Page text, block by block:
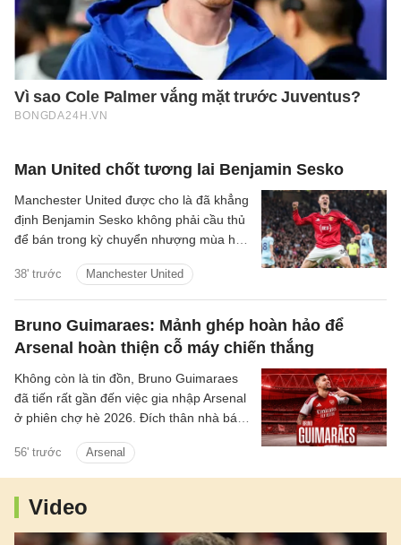
Man United chốt tương lai Benjamin Sesko
38' trước Manchester United
Manchester United được cho là đã khẳng
định Benjamin Sesko không phải cầu thủ
để bán trong kỳ chuyển nhượng mùa hè
mẽ từ Bayern Munich và Barcelona.
Bruno Guimaraes: Mảnh ghép hoàn hảo để
Arsenal hoàn thiện cỗ máy chiến thắng
56' trước Arsenal
Không còn là tin đồn, Bruno Guimaraes
đã tiến rất gần đến việc gia nhập Arsenal
ở phiên chợ hè 2026. Đích thân nhà báo
nhận thương vụ sắp sửa được hoàn tất.
Dự kiến theo lịch tiền vệ người Brazil sẽ
bay về London trong hôm nay, bắt đầu
buổi kiểm tra y tế và hoàn tất các thủ tục
còn lại để chuẩn bị cho ra mắt đội bóng
Video